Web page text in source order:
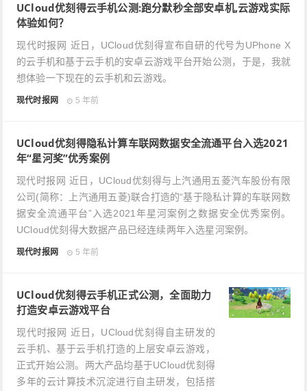
UCloud优刻得云手机公测:跑分默秒全部安卓机,云游戏实际
体验如何？
现代时报网 近日，UCloud优刻得宣布自研的代号为UPhone X
的云手机和基于云手机的安卓云游戏平台开始公测，于是，我就
想体验一下现在的云手机和云游戏。
现代时报网 5 年前
UCloud优刻得隐私计算车联网数据安全流通平台入选2021
年“星河奖”优秀案例
现代时报网 近日，UCloud优刻得与上汽通用五菱汽车股份有限
公司(简称：上汽通用五菱)联合打造的“基于隐私计算的车联网数
据安全流通平台”入选2021年星河案例之数据安全优秀案例。
UCloud优刻得大数据产品已经连续两年入选星河案例。
现代时报网 5 年前
UCloud优刻得云手机正式公测，全面助力
打造安卓云游戏平台
现代时报网 近日，UCloud优刻得自主研发的
云手机、基于云手机打造的上层安卓云游戏，
正式开始公测。两大产品均基于UCloud优刻得
多年的云计算技术沉淀进行自主研发，包括搭